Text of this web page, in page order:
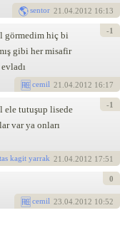
sentor 21.04.2012 16:13
görmedim hiç bi
gibi her misafir
cemil 21.04.2012 16:17
-1
ele tutuşup lisede
var ya onları
tas kagit yarrak 21.04.2012 17:51
-1
cemil 23.04.2012 10:52
0